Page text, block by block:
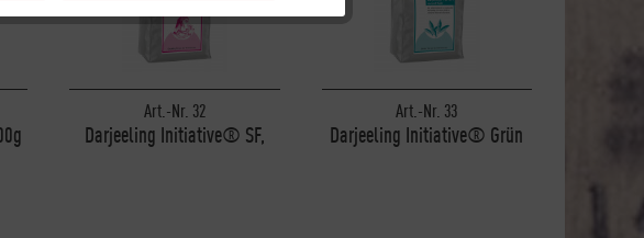
Art.-Nr. 32
Darjeeling Initiative® SF,
Art.-Nr. 33
Darjeeling Initiative® Grün
Inaktiv
Inaktiv